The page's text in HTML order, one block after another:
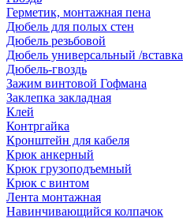
Герметик, монтажная пена
Дюбель для полых стен
Дюбель резьбовой
Дюбель универсальный /вставка
Дюбель-гвоздь
Зажим винтовой Гофмана
Заклепка закладная
Клей
Контргайка
Кронштейн для кабеля
Крюк анкерный
Крюк грузоподъемный
Крюк с винтом
Лента монтажная
Навинчивающийся колпачок